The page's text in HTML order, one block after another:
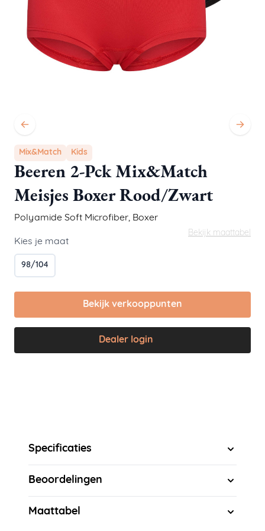
Mix&Match Kids
Beeren 2-Pck Mix&Match
Meisjes Boxer Rood/Zwart
Polyamide Soft Microfiber, Boxer
Bekijk maattabel
Kies je maat
98/104
Bekijk verkooppunten
Dealer login
Specificaties
Beoordelingen
Maattabel